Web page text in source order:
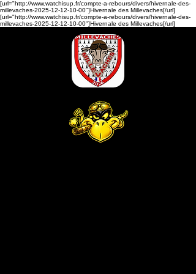
[url="http://www.watchisup.fr/compte-a-rebours/divers/hivernale-des-
millevaches-2025-12-12-10-00"]Hivernale des Millevaches[/url]
[url="http://www.watchisup.fr/compte-a-rebours/divers/hivernale-des-
millevaches-2025-12-12-10-00"]Hivernale des Millevaches[/url]